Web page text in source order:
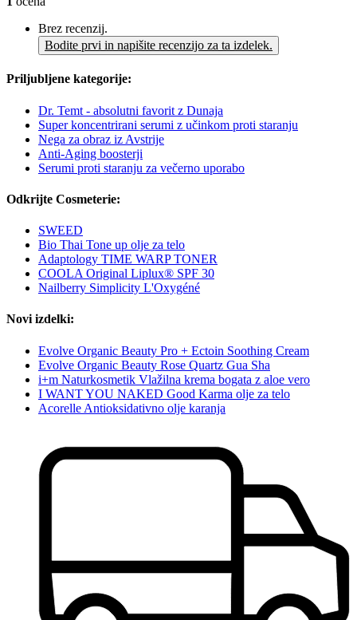
Brez recenzij.
Bodite prvi in napišite recenzijo za ta izdelek.
Priljubljene kategorije:
Dr. Temt - absolutni favorit z Dunaja
Super koncentrirani serumi z učinkom proti staranju
Nega za obraz iz Avstrije
Anti-Aging boosterji
Serumi proti staranju za večerno uporabo
Odkrijte Cosmeterie:
SWEED
Bio Thai Tone up olje za telo
Adaptology TIME WARP TONER
COOLA Original Liplux® SPF 30
Nailberry Simplicity L'Oxygéné
Novi izdelki:
Evolve Organic Beauty Pro + Ectoin Soothing Cream
Evolve Organic Beauty Rose Quartz Gua Sha
i+m Naturkosmetik Vlažilna krema bogata z aloe vero
I WANT YOU NAKED Good Karma olje za telo
Acorelle Antioksidativno olje karanja